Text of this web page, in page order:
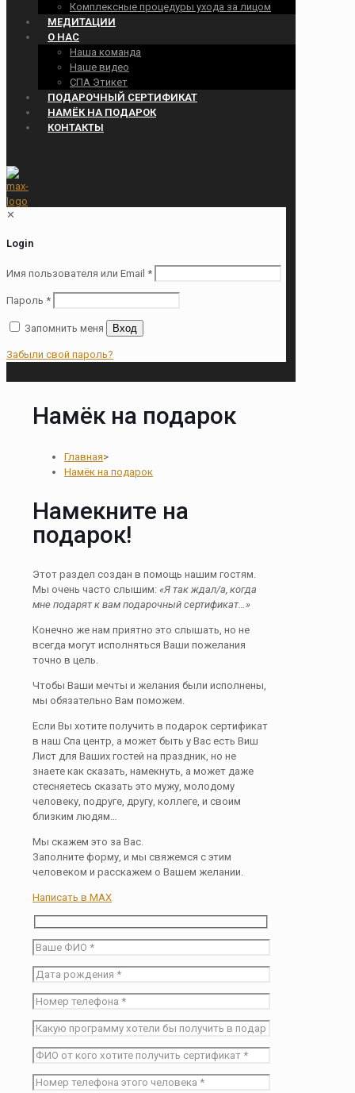
Комплексные процедуры ухода за лицом
МЕДИТАЦИИ
О НАС
Наша команда
Наше видео
СПА Этикет
ПОДАРОЧНЫЙ СЕРТИФИКАТ
НАМЁК НА ПОДАРОК
КОНТАКТЫ
✕
Login
Имя пользователя или Email *
Пароль *
Запомнить меня Вход
Забыли свой пароль?
Намёк на подарок
Главная>
Намёк на подарок
Намекните на
подарок!
Этот раздел создан в помощь нашим гостям.
Мы очень часто слышим: «Я так ждал/а, когда
мне подарят к вам подарочный сертификат…»
Конечно же нам приятно это слышать, но не
всегда могут исполняться Ваши пожелания
точно в цель.
Чтобы Ваши мечты и желания были исполнены,
мы обязательно Вам поможем.
Если Вы хотите получить в подарок сертификат
в наш Спа центр, а может быть у Вас есть Виш
Лист для Ваших гостей на праздник, но не
знаете как сказать, намекнуть, а может даже
стесняетесь сказать это мужу, молодому
человеку, подруге, другу, коллеге, и своим
близким людям…
Мы скажем это за Вас.
Заполните форму, и мы свяжемся с этим
человеком и расскажем о Вашем желании.
Написать в MAX